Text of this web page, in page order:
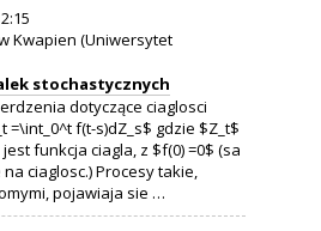
Kwapien (Uniwersytet
stochastycznych
dotyczące ciaglosci
=\int_0^t f(t-s)dZ_s$ gdzie $Z_t$
funkcja ciagla, z $f(0) =0$ (sa
ciaglosc.) Procesy takie,
pojawiaja sie …